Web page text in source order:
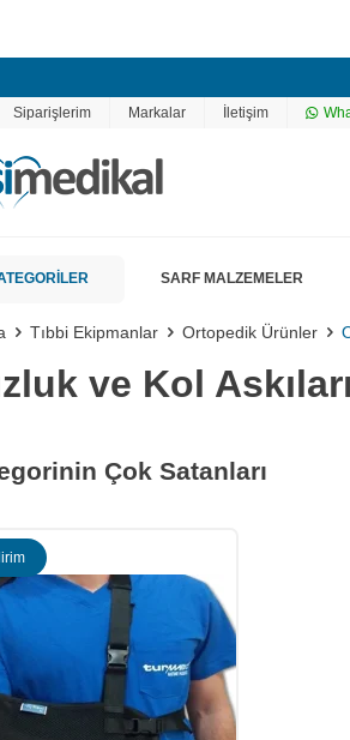
Siparişlerim Markalar İletişim
SARF MALZEMELER
Tıbbi Ekipmanlar Ortopedik Ürünler
ve Kol Askıları
Çok Satanları